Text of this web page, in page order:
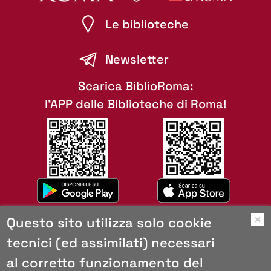
Le biblioteche
Newsletter
Scarica BiblioRoma:
l'APP delle Biblioteche di Roma!
Mappa del sito
Questo sito utilizza solo cookie
tecnici (ed assimilati) necessari
al corretto funzionamento del